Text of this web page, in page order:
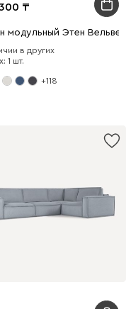
модульный Этен
в других
1 шт.
+118